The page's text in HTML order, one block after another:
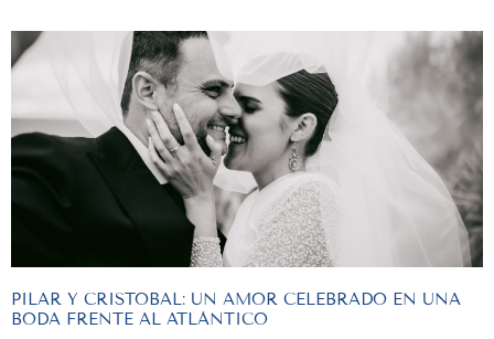
PILAR Y CRISTOBAL: UN AMOR CELEBRADO EN UNA
BODA FRENTE AL ATLÁNTICO